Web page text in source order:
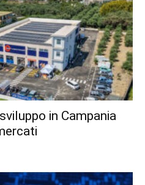
in Campania